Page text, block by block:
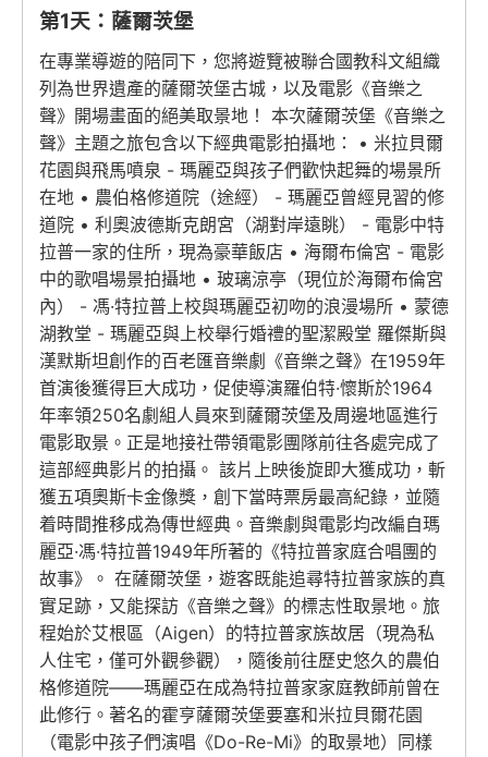
第1天：薩爾茨堡
在專業導遊的陪同下，您將遊覽被聯合國教科文組織
列為世界遺產的薩爾茨堡古城，以及電影《音樂之
聲》開場畫面的絕美取景地！ 本次薩爾茨堡《音樂之
聲》主題之旅包含以下經典電影拍攝地： • 米拉貝爾
花園與飛馬噴泉 - 瑪麗亞與孩子們歡快起舞的場景所
在地 • 農伯格修道院（途經） - 瑪麗亞曾經見習的修
道院 • 利奧波德斯克朗宮（湖對岸遠眺） - 電影中特
拉普一家的住所，現為豪華飯店 • 海爾布倫宮 - 電影
中的歌唱場景拍攝地 • 玻璃涼亭（現位於海爾布倫宮
內） - 馮·特拉普上校與瑪麗亞初吻的浪漫場所 • 蒙德
湖教堂 - 瑪麗亞與上校舉行婚禮的聖潔殿堂 羅傑斯與
漢默斯坦創作的百老匯音樂劇《音樂之聲》在1959年
首演後獲得巨大成功，促使導演羅伯特·懷斯於1964
年率領250名劇組人員來到薩爾茨堡及周邊地區進行
電影取景。正是地接社帶領電影團隊前往各處完成了
這部經典影片的拍攝。 該片上映後旋即大獲成功，斬
獲五項奧斯卡金像獎，創下當時票房最高紀錄，並隨
着時間推移成為傳世經典。音樂劇與電影均改編自瑪
麗亞·馮·特拉普1949年所著的《特拉普家庭合唱團的
故事》。 在薩爾茨堡，遊客既能追尋特拉普家族的真
實足跡，又能探訪《音樂之聲》的標志性取景地。旅
程始於艾根區（Aigen）的特拉普家族故居（現為私
人住宅，僅可外觀參觀），隨後前往歷史悠久的農伯
格修道院——瑪麗亞在成為特拉普家家庭教師前曾在
此修行。著名的霍亨薩爾茨堡要塞和米拉貝爾花園
（電影中孩子們演唱《Do-Re-Mi》的取景地）同樣